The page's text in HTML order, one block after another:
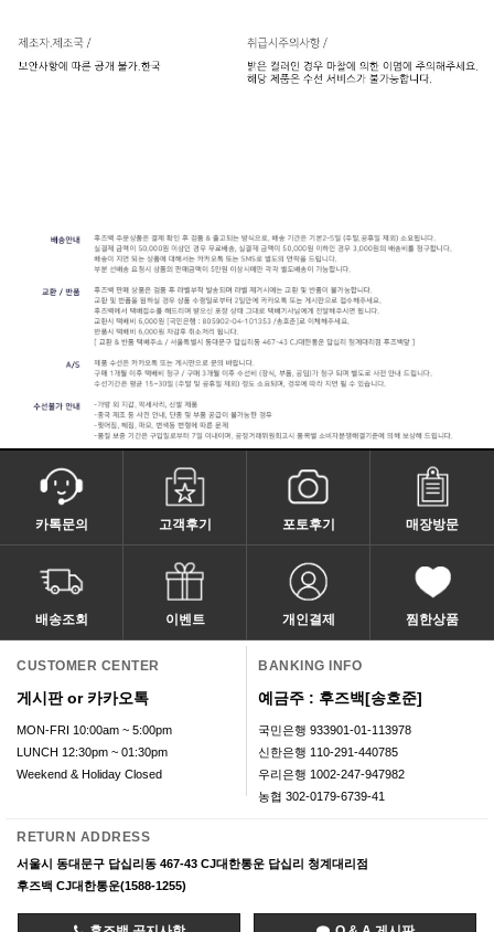
카톡문의 고객후기 포토후기 매장방문
배송조회 이벤트 개인결제 찜한상품
CUSTOMER CENTER
게시판 or 카카오톡
MON-FRI 10:00am ~ 5:00pm
LUNCH 12:30pm ~ 01:30pm
Weekend & Holiday Closed
BANKING INFO
예금주 : 후즈백[송호준]
국민은행 933901-01-113978
신한은행 110-291-440785
우리은행 1002-247-947982
농협 302-0179-6739-41
RETURN ADDRESS
서울시 동대문구 답십리동 467-43 CJ대한통운 답십리 청계대리점
후즈백 CJ대한통운(1588-1255)